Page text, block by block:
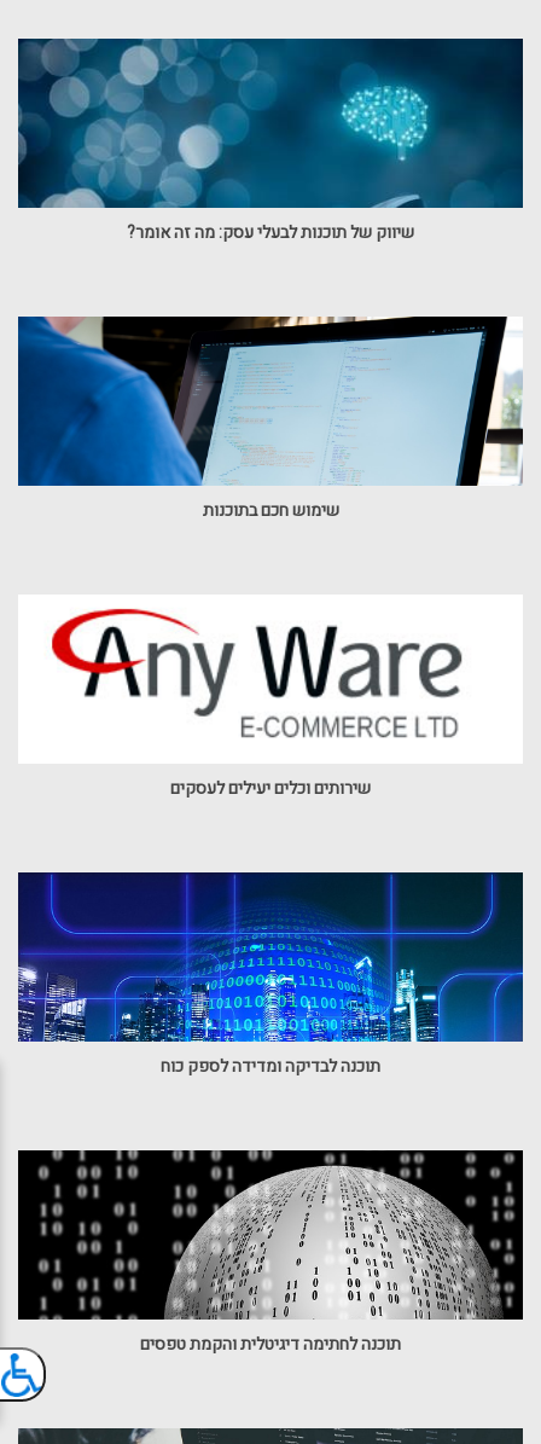
שיווק של תוכנות לבעלי עסק: מה זה אומר?
שימוש חכם בתוכנות
שירותים וכלים יעילים לעסקים
תוכנה לבדיקה ומדידה לספק כוח
תוכנה לחתימה דיגיטלית והקמת טפסים